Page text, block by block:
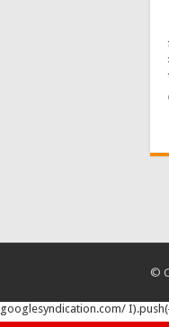
©
googlesyndication.com/